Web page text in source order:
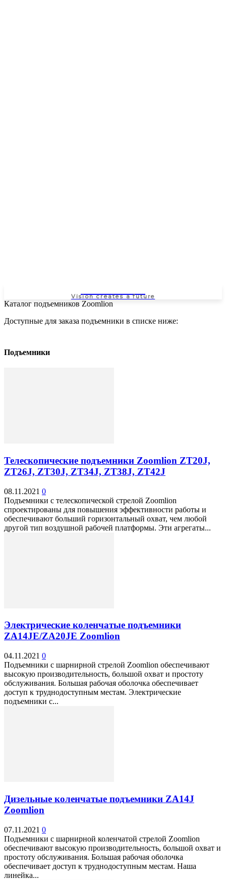
Vision creates a future
Каталог подъемников Zoomlion
Доступные для заказа подъемники в списке ниже:
Подъемники
Телескопические подъемники Zoomlion ZT20J,
ZT26J, ZT30J, ZT34J, ZT38J, ZT42J
08.11.2021 0
Подъемники с телескопической стрелой Zoomlion
спроектированы для повышения эффективности работы и
обеспечивают больший горизонтальный охват, чем любой
другой тип воздушной рабочей платформы. Эти агрегаты...
Электрические коленчатые подъемники
ZA14JE/ZA20JE Zoomlion
04.11.2021 0
Подъемники с шарнирной стрелой Zoomlion обеспечивают
высокую производительность, большой охват и простоту
обслуживания. Большая рабочая оболочка обеспечивает
доступ к труднодоступным местам. Электрические
подъемники с...
Дизельные коленчатые подъемники ZA14J
Zoomlion
07.11.2021 0
Подъемники с шарнирной коленчатой стрелой Zoomlion
обеспечивают высокую производительность, большой охват и
простоту обслуживания. Большая рабочая оболочка
обеспечивает доступ к труднодоступным местам. Наша
линейка...